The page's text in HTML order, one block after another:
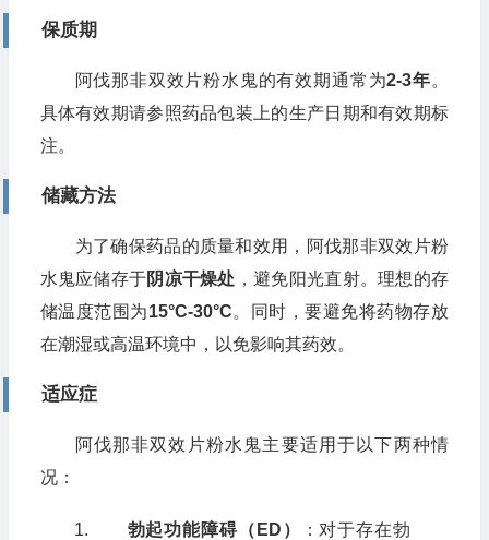
保质期
阿伐那非双效片粉水鬼的有效期通常为2-3年。
具体有效期请参照药品包装上的生产日期和有效期标
注。
储藏方法
为了确保药品的质量和效用，阿伐那非双效片粉
水鬼应储存于阴凉干燥处 ，避免阳光直射。理想的存
储温度范围为15°C-30°C。同时，要避免将药物存放
在潮湿或高温环境中，以免影响其药效。
适应症
阿伐那非双效片粉水鬼主要适用于以下两种情
况：
勃起功能障碍（ED） ：对于存在勃